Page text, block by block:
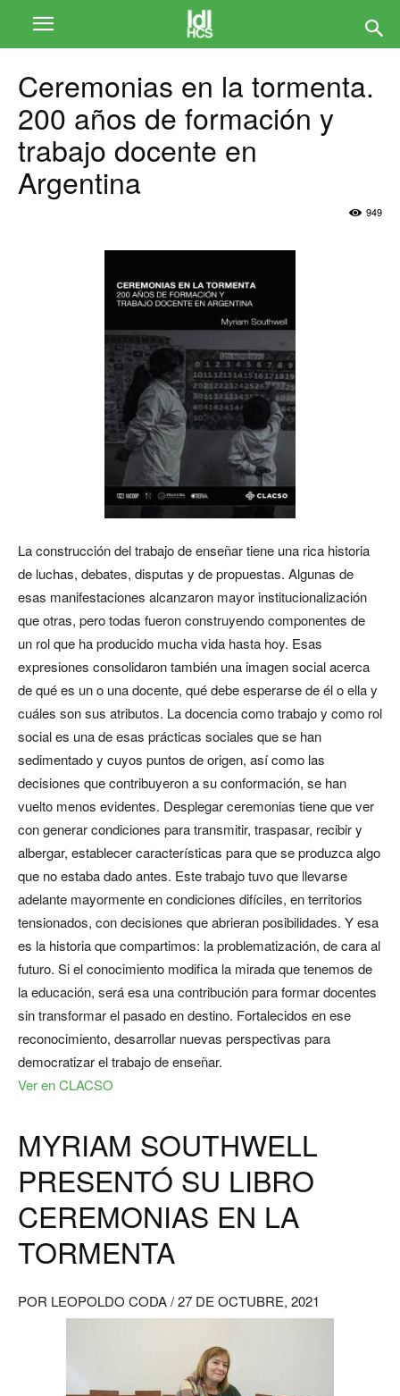
Ceremonias en la tormenta.
200 años de formación y
trabajo docente en
Argentina
949
La construcción del trabajo de enseñar tiene una rica historia
de luchas, debates, disputas y de propuestas. Algunas de
esas manifestaciones alcanzaron mayor institucionalización
que otras, pero todas fueron construyendo componentes de
un rol que ha producido mucha vida hasta hoy. Esas
expresiones consolidaron también una imagen social acerca
de qué es un o una docente, qué debe esperarse de él o ella y
cuáles son sus atributos. La docencia como trabajo y como rol
social es una de esas prácticas sociales que se han
sedimentado y cuyos puntos de origen, así como las
decisiones que contribuyeron a su conformación, se han
vuelto menos evidentes. Desplegar ceremonias tiene que ver
con generar condiciones para transmitir, traspasar, recibir y
albergar, establecer características para que se produzca algo
que no estaba dado antes. Este trabajo tuvo que llevarse
adelante mayormente en condiciones difíciles, en territorios
tensionados, con decisiones que abrieran posibilidades. Y esa
es la historia que compartimos: la problematización, de cara al
futuro. Si el conocimiento modifica la mirada que tenemos de
la educación, será esa una contribución para formar docentes
sin transformar el pasado en destino. Fortalecidos en ese
reconocimiento, desarrollar nuevas perspectivas para
democratizar el trabajo de enseñar.
Ver en CLACSO
MYRIAM SOUTHWELL
PRESENTÓ SU LIBRO
CEREMONIAS EN LA
TORMENTA
POR LEOPOLDO CODA / 27 DE OCTUBRE, 2021